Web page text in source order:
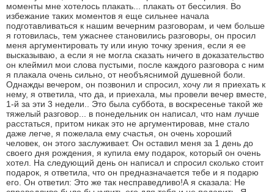
моменты мне хотелось плакать... плакать от бессилия. Во
избежание таких моментов я еще сильнее начала
подготавливаться к нашим вечерним разговорам, и чем больше
я готовилась, тем ужаснее становились разговоры, он просил
меня аргументировать ту или иную точку зрения, если я ее
высказываю, а если я не могла сказать ничего в доказательство
он клеймил мои слова пустыми, после каждого разговора с ним
я плакала очень сильно, от необъяснимой душевной боли.
Однажды вечером, он позвонил и спросил, хочу ли я приехать к
нему, я ответила, что да, и приехала, мы провели вечер вместе,
1-й за эти 3 недели.. Это была суббота, в воскресенье такой же
тяжелый разговор... в понедельник он написал, что нам лучше
расстаться, притом никак это не аргументировав, мне стало
даже легче, я пожелала ему счастья, он очень хороший
человек, он этого заслуживает. Он оставил меня за 1 день до
своего дня рождения, я купила ему подарок, который он очень
хотел. На следующий день он написал и спросил сколько стоит
подарок, я ответила, что он предназначается тебе и я подарю
его. Он ответил: Это же так несправедливо!А я сказала: Не